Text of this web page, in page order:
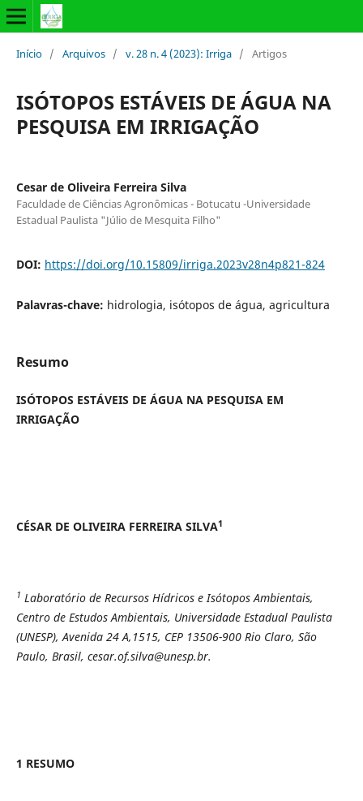
Início / Arquivos / v. 28 n. 4 (2023): Irriga / Artigos
ISÓTOPOS ESTÁVEIS DE ÁGUA NA
PESQUISA EM IRRIGAÇÃO
Cesar de Oliveira Ferreira Silva
Faculdade de Ciências Agronômicas - Botucatu -Universidade
Estadual Paulista "Júlio de Mesquita Filho"
DOI: https://doi.org/10.15809/irriga.2023v28n4p821-824
Palavras-chave: hidrologia, isótopos de água, agricultura
Resumo
ISÓTOPOS ESTÁVEIS DE ÁGUA NA PESQUISA EM
IRRIGAÇÃO
CÉSAR DE OLIVEIRA FERREIRA SILVA1
1 Laboratório de Recursos Hídricos e Isótopos Ambientais,
Centro de Estudos Ambientais, Universidade Estadual Paulista
(UNESP), Avenida 24 A,1515, CEP 13506-900 Rio Claro, São
Paulo, Brasil, cesar.of.silva@unesp.br.
1 RESUMO